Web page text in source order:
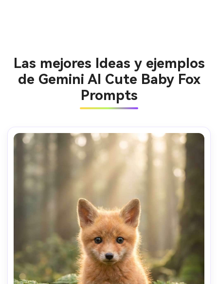
Las mejores Ideas y ejemplos
de Gemini AI Cute Baby Fox
Prompts